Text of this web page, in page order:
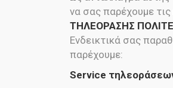
να σας παρέχουμε
ΤΗΛΕΟΡΑΣΗΣ
Ενδεικτικά σας
παρέχουμε:
Service